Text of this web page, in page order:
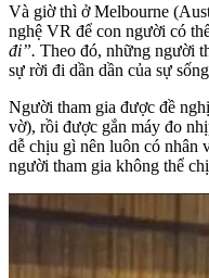
Và giờ thì ở Melbourne
nghệ VR để con người có
đi”. Theo đó, những người
sự rời đi dần dần của sự
Người tham gia được đề
vờ), rồi được gắn máy đo
dễ chịu gì nên luôn có nhân
người tham gia không thể